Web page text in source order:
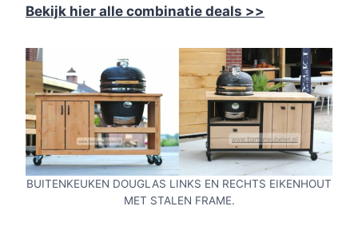
Bekijk hier alle combinatie deals >>
BUITENKEUKEN DOUGLAS LINKS EN RECHTS EIKENHOUT
MET STALEN FRAME.